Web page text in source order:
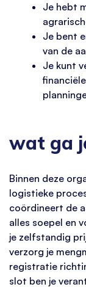
Je hebt
Je bent
van de
Je kunt
wat ga
Binnen deze
logistieke
coördineert de
alles soepel en
je zelfstandig
verzorg je
registratie
slot ben je